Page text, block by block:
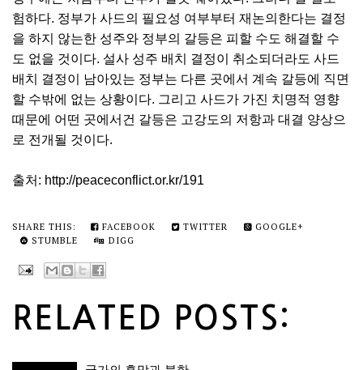
험하다. 정부가 사드의 필요성 여부부터 재논의한다는 결정
을 하지 않는한 성주와 정부의 갈등은 피할 수도 해결할 수
도 없을 것이다. 설사 성주 배치 결정이 취소되더라도 사드
배치 결정이 남아있는 정부는 다른 곳에서 계속 갈등에 직면
할 수밖에 없는 상황이다. 그리고 사드가 가진 치명적 영향
때문에 어떤 곳에서건 갈등은 고강도의 저항과 대결 양상으
로 전개될 것이다.
출처: http://peaceconflict.or.kr/191
SHARE THIS: FACEBOOK TWITTER
GOOGLE+
STUMBLE
DIGG
RELATED POSTS: